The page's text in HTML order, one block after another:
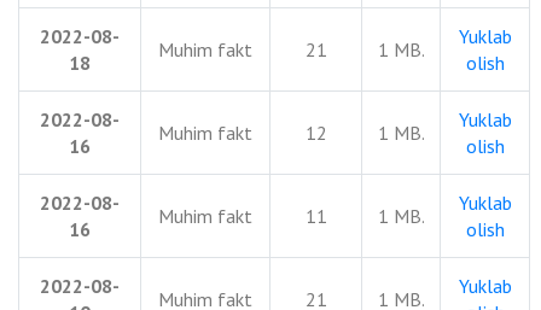
2022-08-
18
Muhim fakt 21 1 MB.
Yuklab
olish
2022-08-
16
Muhim fakt 12 1 MB.
Yuklab
olish
2022-08-
16
Muhim fakt 11 1 MB.
Yuklab
olish
2022-08-
Muhim fakt 21 1 MB.
Yuklab